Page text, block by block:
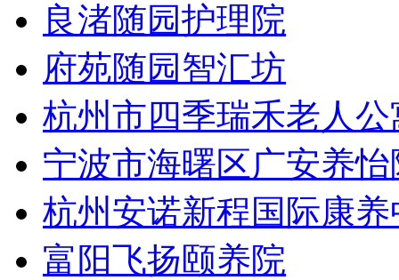
良渚随园护理院
府苑随园智汇坊
杭州市四季瑞禾老人公
宁波市海曙区广安养怡
杭州安诺新程国际康养
富阳飞扬颐养院